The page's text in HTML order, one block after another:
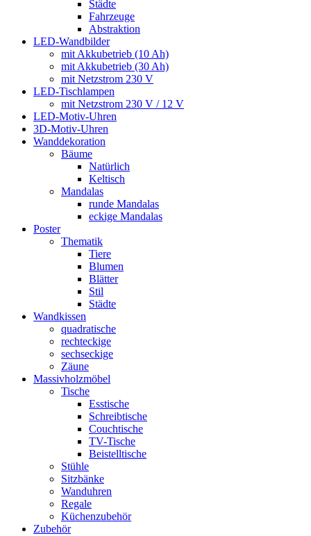
Städte
Fahrzeuge
Abstraktion
LED-Wandbilder
mit Akkubetrieb (10 Ah)
mit Akkubetrieb (30 Ah)
mit Netzstrom 230 V
LED-Tischlampen
mit Netzstrom 230 V / 12 V
LED-Motiv-Uhren
3D-Motiv-Uhren
Wanddekoration
Bäume
Natürlich
Keltisch
Mandalas
runde Mandalas
eckige Mandalas
Poster
Thematik
Tiere
Blumen
Blätter
Stil
Städte
Wandkissen
quadratische
rechteckige
sechseckige
Zäune
Massivholzmöbel
Tische
Esstische
Schreibtische
Couchtische
TV-Tische
Beistelltische
Stühle
Sitzbänke
Wanduhren
Regale
Küchenzubehör
Zubehör